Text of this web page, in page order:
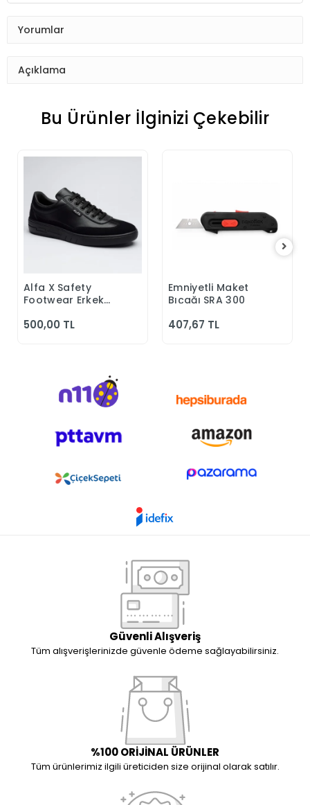
Yorumlar
Açıklama
Bu Ürünler İlginizi Çekebilir
Sepete Ekle
Alfa X Safety
Footwear Erkek
Klasik Ayakkabı
500,00 TL
Sepete Ekle
Emniyetli Maket
Bıçağı SRA 300
407,67 TL
Güvenli Alışveriş
Tüm alışverişlerinizde güvenle ödeme sağlayabilirsiniz.
%100 ORİJİNAL ÜRÜNLER
Tüm ürünlerimiz ilgili üreticiden size orijinal olarak satılır.